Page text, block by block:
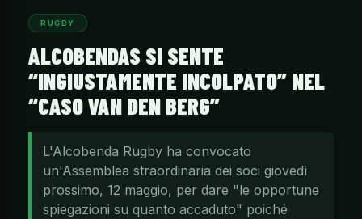
RUGBY
ALCOBENDAS SI SENTE
“INGIUSTAMENTE INCOLPATO” NEL
“CASO VAN DEN BERG”
L'Alcobenda Rugby ha convocato
un'Assemblea straordinaria dei soci giovedì
prossimo, 12 maggio, per dare "le opportune
spiegazioni su quanto accaduto" poiché